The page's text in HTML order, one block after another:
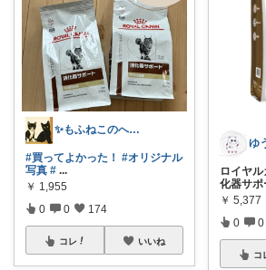
✨もふねこのへや✨
#買ってよかった！ #オリジナル
写真 # ...
￥ 1,955
0 0 174
コレ いいね
ゆ
ロイヤ
化器サポ
￥ 5,377
0 0
コ